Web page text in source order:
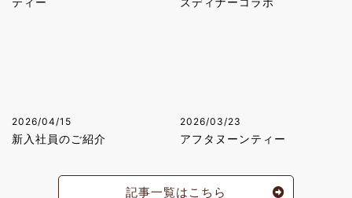
2026/04/15
新入社員のご紹介
2026/03/23
アフタヌーンティー
記事一覧はこちら